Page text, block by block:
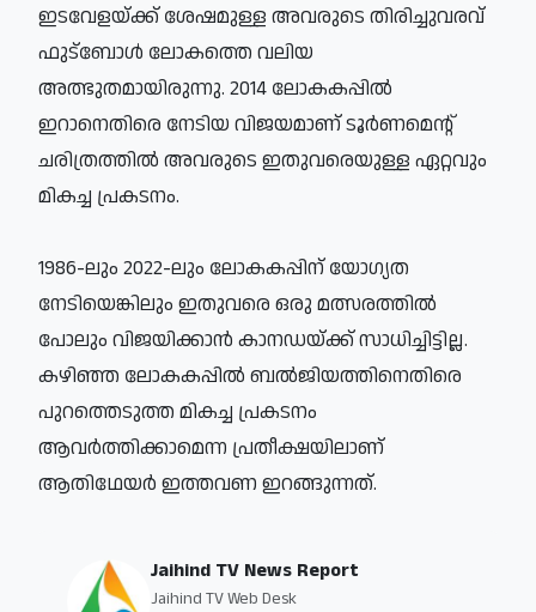
ഇടവേളയ്ക്ക് ശേഷമുള്ള അവരുടെ തിരിച്ചുവരവ്
ഫുട്‌ബോള്‍ ലോകത്തെ വലിയ
അത്ഭുതമായിരുന്നു. 2014 ലോകകപ്പില്‍
ഇറാനെതിരെ നേടിയ വിജയമാണ് ടൂര്‍ണമെന്റ്
ചരിത്രത്തില്‍ അവരുടെ ഇതുവരെയുള്ള ഏറ്റവും
മികച്ച പ്രകടനം.
1986-ലും 2022-ലും ലോകകപ്പിന് യോഗ്യത
നേടിയെങ്കിലും ഇതുവരെ ഒരു മത്സരത്തില്‍
പോലും വിജയിക്കാന്‍ കാനഡയ്ക്ക് സാധിച്ചിട്ടില്ല.
കഴിഞ്ഞ ലോകകപ്പില്‍ ബല്‍ജിയത്തിനെതിരെ
പുറത്തെടുത്ത മികച്ച പ്രകടനം
ആവര്‍ത്തിക്കാമെന്ന പ്രതീക്ഷയിലാണ്
ആതിഥേയര്‍ ഇത്തവണ ഇറങ്ങുന്നത്.
Jaihind TV News Report
Jaihind TV Web Desk